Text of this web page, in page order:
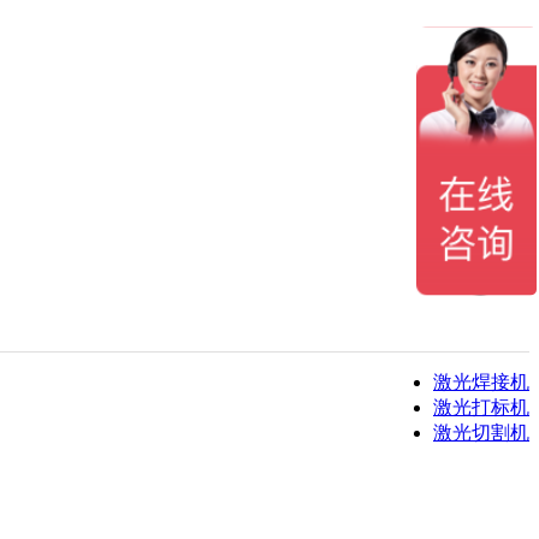
激光焊接机
激光打标机
激光切割机